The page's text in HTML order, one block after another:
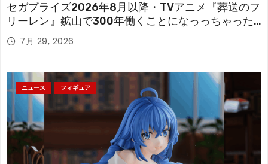
セガプライズ2026年8月以降・TVアニメ『葬送のフ
リーレン』鉱山で300年働くことになっっちゃった
「フリーレン」を立体化！
7月 29, 2026
ニュース フィギュア